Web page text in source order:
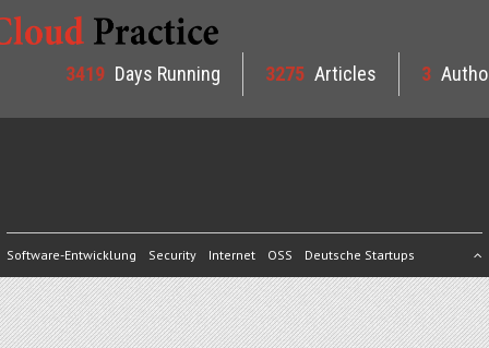
3419 Days Running 3275 Articles 3
Software-Entwicklung Security Internet OSS Deutsche Startups